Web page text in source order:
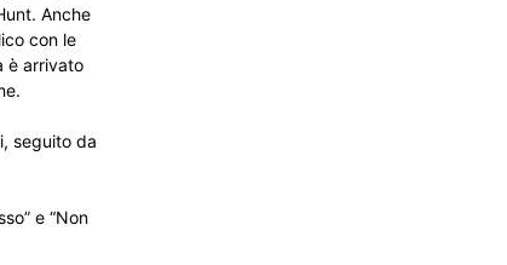
Anche
con le
è arrivato
seguito da
e “Non